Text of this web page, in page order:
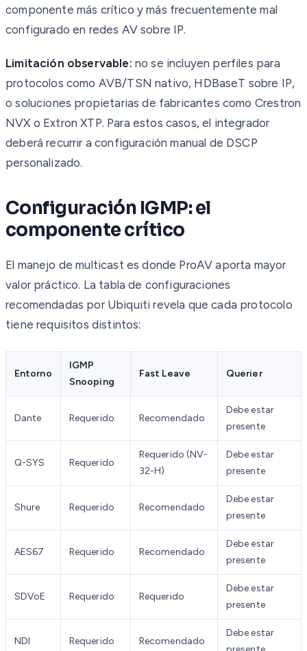
componente más crítico y más frecuentemente mal
configurado en redes AV sobre IP.
Limitación observable: no se incluyen perfiles para
protocolos como AVB/TSN nativo, HDBaseT sobre IP,
o soluciones propietarias de fabricantes como Crestron
NVX o Extron XTP. Para estos casos, el integrador
deberá recurrir a configuración manual de DSCP
personalizado.
Configuración IGMP: el
componente crítico
El manejo de multicast es donde ProAV aporta mayor
valor práctico. La tabla de configuraciones
recomendadas por Ubiquiti revela que cada protocolo
tiene requisitos distintos:
Entorno
IGMP
Snooping
Fast Leave Querier
Dante Requerido Recomendado
Debe estar
presente
Q-SYS Requerido
Requerido (NV-
32-H)
Debe estar
presente
Shure Requerido Recomendado
Debe estar
presente
AES67 Requerido Recomendado
Debe estar
presente
SDVoE Requerido Requerido
Debe estar
presente
NDI Requerido Recomendado
Debe estar